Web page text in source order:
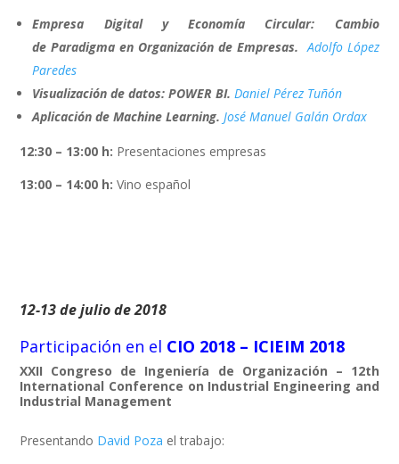
Empresa Digital y Economía Circular: Cambio
de Paradigma en Organización de Empresas. Adolfo López
Paredes
Visualización de datos: POWER BI. Daniel Pérez Tuñón
Aplicación de Machine Learning. José Manuel Galán Ordax
12:30 – 13:00 h: Presentaciones empresas
13:00 – 14:00 h: Vino español
12-13 de julio de 2018
Participación en el CIO 2018 – ICIEIM 2018
XXII Congreso de Ingeniería de Organización – 12th
International Conference on Industrial Engineering and
Industrial Management
Presentando David Poza el trabajo: